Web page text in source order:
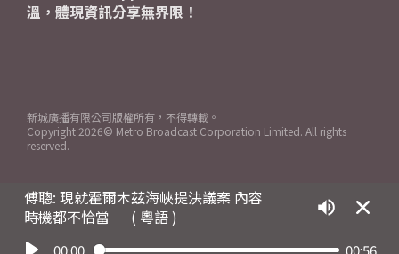
傅聰: 現就霍爾木茲海峽提決議案 內容
時機都不恰當
( 粵語 )
00:00 00:56
溫，體現資訊分享無界限！
新城廣播有限公司版權所有，不得轉載。
Copyright 2026© Metro Broadcast Corporation Limited. All rights
reserved.